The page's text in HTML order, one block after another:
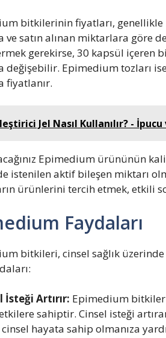
bitkilerinin fiyatları,
ve satın alınan miktarlara göre
gerekirse, 30 kapsül içeren
değişebilir. Epimedium tozları
fiyatlanır.
Jel Nasıl Kullanılır? - İpucu
Epimedium ürününün
istenilen aktif bileşen miktarı
ürünlerini tercih etmek, etkili
Faydaları
bitkileri, cinsel sağlık
İsteği Artırır: Epimedium
sahiptir. Cinsel isteği
hayata sahip olmanıza